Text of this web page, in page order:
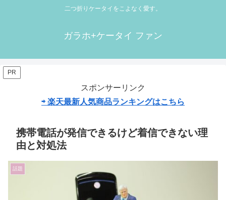
二つ折りケータイをこよなく愛す。
ガラホ+ケータイ ファン
PR
スポンサーリンク
⇨ 楽天最新人気商品ランキングはこちら
携帯電話が発信できるけど着信できない理
由と対処法
話題